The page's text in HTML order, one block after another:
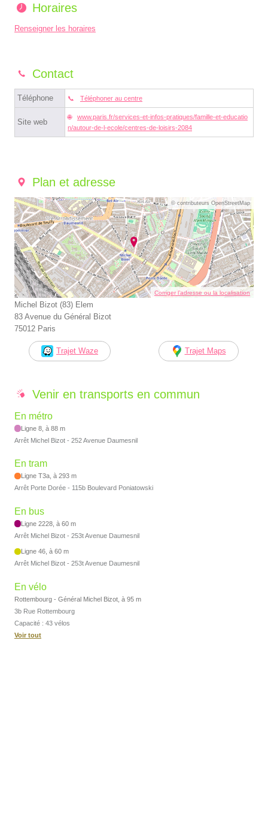
Horaires
Renseigner les horaires
Contact
Téléphone Téléphoner au centre
Site web
www.paris.fr/services-et-infos-pratiques/famille-et-educatio
n/autour-de-l-ecole/centres-de-loisirs-2084
Plan et adresse
© contributeurs OpenStreetMap
Corriger l’adresse ou la localisation
Michel Bizot (83) Elem
83 Avenue du Général Bizot
75012 Paris
Trajet Waze Trajet Maps
Venir en transports en commun
En métro
Ligne 8, à 88 m
Arrêt Michel Bizot - 252 Avenue Daumesnil
En tram
Ligne T3a, à 293 m
Arrêt Porte Dorée - 115b Boulevard Poniatowski
En bus
Ligne 2228, à 60 m
Arrêt Michel Bizot - 253t Avenue Daumesnil
Ligne 46, à 60 m
Arrêt Michel Bizot - 253t Avenue Daumesnil
En vélo
Rottembourg - Général Michel Bizot, à 95 m
3b Rue Rottembourg
Capacité : 43 vélos
Voir tout